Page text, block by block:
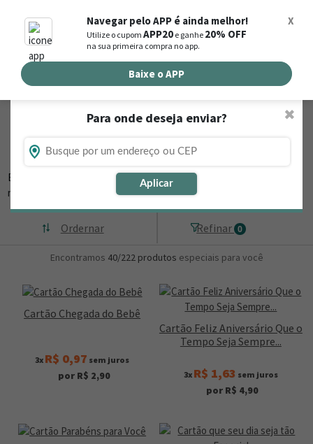
Navegar pelo APP é ainda melhor!
Utilize o cupomAPP20 e ganhe 20% OFF
na sua primeira compra no app.
X
Baixe o APP
Busca de produtos
Buscar por endereço de entrega
Para onde deseja enviar?
Aplicar
✖
Flores, Cestas e Presentes em Irauçuba -
CE
Está procurando loja de presente online em Irauçuba - CE? Então,
navegue na Nova
Refinar 0
Ordernar
Encontramos 40/222 produtos especiais para você
Cartão Chegada do Bebê
3x R$ 0,97 sem juros
por R$ 2,90
Cartão Feliz Aniversário Que o
Tempo Seja Sempre...
3x R$ 1,63 sem juros
por R$ 4,90